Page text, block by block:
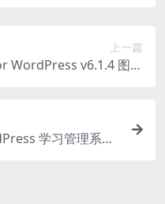
上一篇
WordPress v6.1.4 图片
学习管理系统